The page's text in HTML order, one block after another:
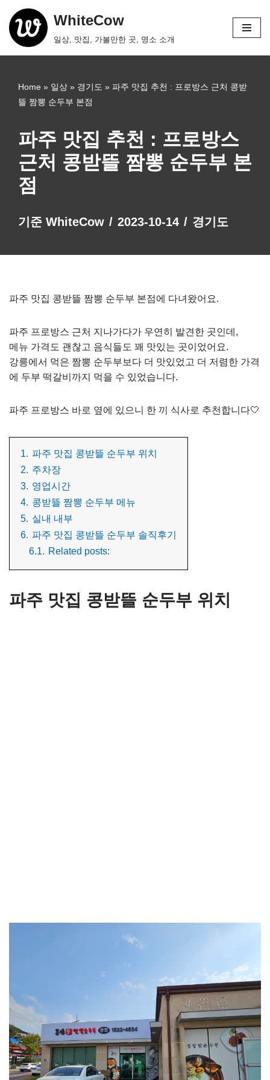
콘
텐
WhiteCow
일상, 맛집, 가볼만한 곳, 명소 소개
Home » 일상 » 경기도 » 파주 맛집 추천 : 프로방스 근처 콩받
뜰 짬뽕 순두부 본점
파주 맛집 추천 : 프로방스
근처 콩받뜰 짬뽕 순두부 본
점
기준 WhiteCow 2023-10-14 경기도
파주 맛집 콩받뜰 짬뽕 순두부 본점에 다녀왔어요.
파주 프로방스 근처 지나가다가 우연히 발견한 곳인데,
메뉴 가격도 괜찮고 음식들도 꽤 맛있는 곳이었어요.
강릉에서 먹은 짬뽕 순두부보다 더 맛있었고 더 저렴한 가격
에 두부 떡갈비까지 먹을 수 있었습니다.
파주 프로방스 바로 옆에 있으니 한 끼 식사로 추천합니다🤍
1. 파주 맛집 콩받뜰 순두부 위치
2. 주차장
3. 영업시간
4. 콩받뜰 짬뽕 순두부 메뉴
5. 실내 내부
6. 파주 맛집 콩받뜰 순두부 솔직후기
6.1. Related posts:
파주 맛집 콩받뜰 순두부 위치